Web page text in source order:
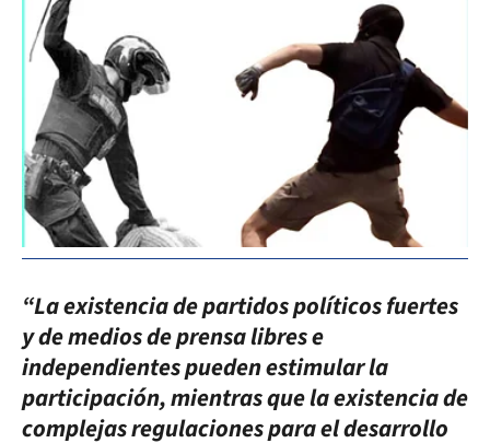
“La existencia de partidos políticos fuertes
y de medios de prensa libres e
independientes pueden estimular la
participación, mientras que la existencia de
complejas regulaciones para el desarrollo